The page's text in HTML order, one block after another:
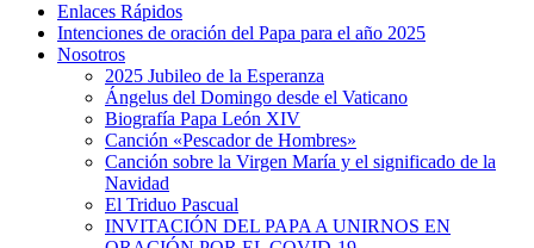
Enlaces Rápidos
Intenciones de oración del Papa para el año 2025
Nosotros
2025 Jubileo de la Esperanza
Ángelus del Domingo desde el Vaticano
Biografía Papa León XIV
Canción «Pescador de Hombres»
Canción sobre la Virgen María y el significado de la
Navidad
El Triduo Pascual
INVITACIÓN DEL PAPA A UNIRNOS EN